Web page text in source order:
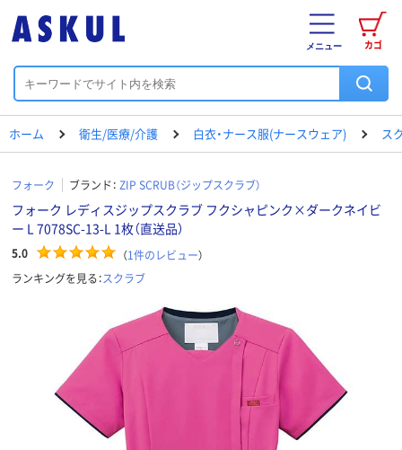
カゴ
メニュー
ホーム 衛生/医療/介護 白衣・ナース服(ナースウェア) ス
フォーク ブランド： ZIP SCRUB（ジップスクラブ）
フォーク レディスジップスクラブ フクシャピンク×ダークネイビ
ー L 7078SC-13-L 1枚（直送品）
5.0 （1件のレビュー）
ランキングを見る：スクラブ